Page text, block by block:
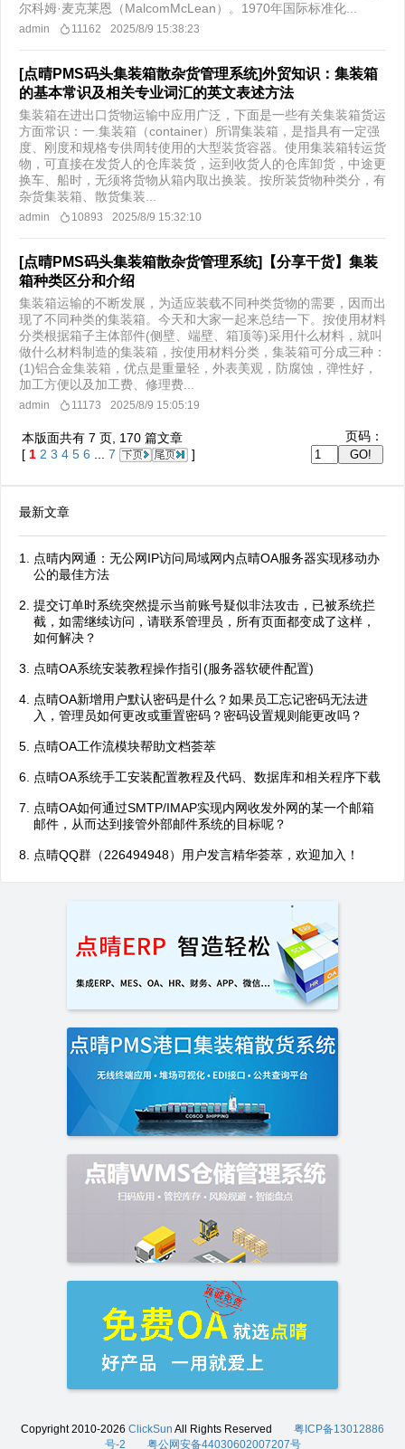
尔科姆·麦克莱恩（MalcomMcLean）。1970年国际标准化...
admin 11162 2025/8/9 15:38:23
[点晴PMS码头集装箱散杂货管理系统]外贸知识：集装箱
的基本常识及相关专业词汇的英文表述方法
集装箱在进出口货物运输中应用广泛，下面是一些有关集装箱货运
方面常识：一.集装箱（container）所谓集装箱，是指具有一定强
度、刚度和规格专供周转使用的大型装货容器。使用集装箱转运货
物，可直接在发货人的仓库装货，运到收货人的仓库卸货，中途更
换车、船时，无须将货物从箱内取出换装。按所装货物种类分，有
杂货集装箱、散货集装...
admin 10893 2025/8/9 15:32:10
[点晴PMS码头集装箱散杂货管理系统]【分享干货】集装
箱种类区分和介绍
集装箱运输的不断发展，为适应装载不同种类货物的需要，因而出
现了不同种类的集装箱。今天和大家一起来总结一下。按使用材料
分类根据箱子主体部件(侧壁、端壁、箱顶等)采用什么材料，就叫
做什么材料制造的集装箱，按使用材料分类，集装箱可分成三种：
(1)铝合金集装箱，优点是重量轻，外表美观，防腐蚀，弹性好，
加工方便以及加工费、修理费...
admin 11173 2025/8/9 15:05:19
本版面共有 7 页, 170 篇文章
[ 1 2 3 4 5 6 7 ]
页码：
最新文章
点晴内网通：无公网IP访问局域网内点晴OA服务器实现移动办
公的最佳方法
提交订单时系统突然提示当前账号疑似非法攻击，已被系统拦
截，如需继续访问，请联系管理员，所有页面都变成了这样，
如何解决？
点晴OA系统安装教程操作指引(服务器软硬件配置)
点晴OA新增用户默认密码是什么？如果员工忘记密码无法进
入，管理员如何更改或重置密码？密码设置规则能更改吗？
点晴OA工作流模块帮助文档荟萃
点晴OA系统手工安装配置教程及代码、数据库和相关程序下载
点晴OA如何通过SMTP/IMAP实现内网收发外网的某一个邮箱
邮件，从而达到接管外部邮件系统的目标呢？
点晴QQ群（226494948）用户发言精华荟萃，欢迎加入！
Copyright 2010-2026 ClickSun All Rights Reserved 粤ICP备13012886
号-2
粤公网安备44030602007207号